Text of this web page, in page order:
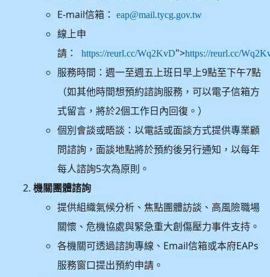
E-mail信箱：
eap@mail.tycg.gov.tw
線上申
請：
https://reurl.cc/Wq2KvD">https://reurl.cc/
服務時間：週一至週五上班日早上9點至下午7點
（如其他時間想預約諮詢服務，可以電子信箱方
式留言，將於2個工作日內回復。）
個別會談或晤談：以電話或面談方式提供專業顧
問諮詢，面談地點將於預約後另行通知，以每年
每人諮詢5次為原則。
機關團體諮詢
提供組織氣候分析、焦點團體訪談、高風險職場
關懷、危機協處與緊急重大創傷壓力事件支持。
各機關可透過諮詢專線、Email信箱或本府EAPs
服務窗口提出預約申請。